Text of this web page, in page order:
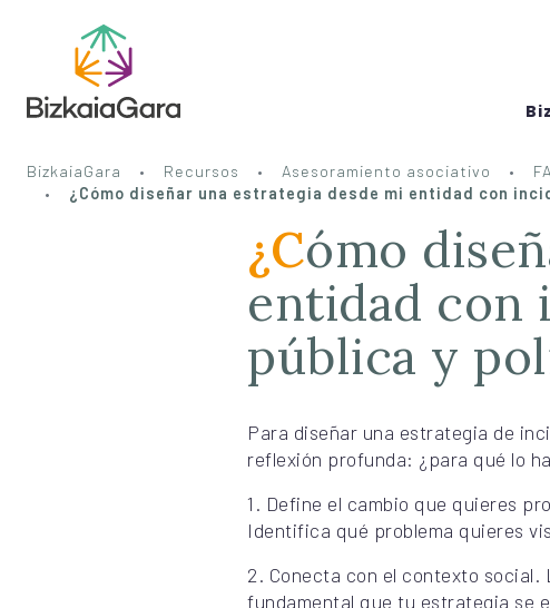
BizkaiaGara Recursos Asesoramiento asociativo
¿Cómo diseñar una estrategia desde mi entidad con
¿Cómo diseñar una estrategia desde mi
entidad con
pública y
Para diseñar una estrategia de
reflexión profunda: ¿para qué lo
1. Define el cambio que quieres
Identifica qué problema quieres
2. Conecta con el contexto
fundamental que tu estrategia se